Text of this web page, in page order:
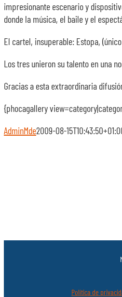
impresionante escenario y
donde la música, el baile y el
El cartel, insuperable: Estopa,
Los tres unieron su talento en una
Gracias a esta extraordinaria
{phocagallery
AdminMde2009-08-
Política de